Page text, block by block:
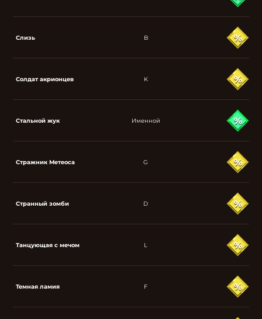
Слизь B
Солдат акрионцев K
Стальной жук Именной
Стражник Метеоса G
Странный зомби D
Танцующая с мечом L
Темная ламия F